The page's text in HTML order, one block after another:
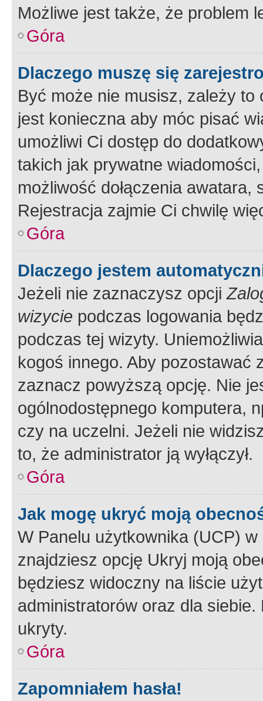
Możliwe jest także, że problem
Góra
Dlaczego muszę się
Być może nie musisz, zależy
jest konieczna aby móc pisać
umożliwi Ci dostęp do
takich jak prywatne
możliwość dołączenia
Rejestracja zajmie Ci chwilę
Góra
Dlaczego jestem
Jeżeli nie zaznaczysz opcji
wizycie podczas logowania
podczas tej wizyty.
kogoś innego. Aby pozostawać
zaznacz powyższą opcję. Nie
ogólnodostępnego komputera,
czy na uczelni. Jeżeli nie
to, że administrator ją wyłączył.
Góra
Jak mogę ukryć moją
W Panelu użytkownika (UCP) w
znajdziesz opcję Ukryj moją
będziesz widoczny na liście
administratorów oraz dla
ukryty.
Góra
Zapomniałem hasła!